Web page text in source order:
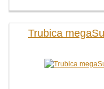
Trubica